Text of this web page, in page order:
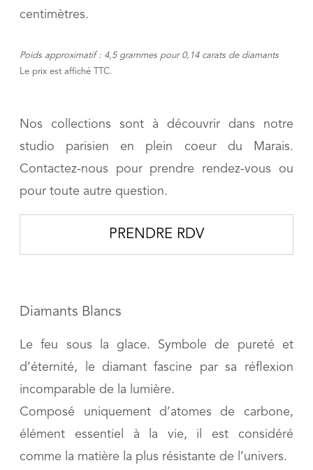
centimètres.
Poids approximatif : 4,5 grammes pour 0,14 carats de diamants
Le prix est affiché TTC.
Nos collections sont à découvrir dans notre
studio parisien en plein coeur du Marais.
Contactez-nous pour prendre rendez-vous ou
pour toute autre question.
PRENDRE RDV
Diamants Blancs
Le feu sous la glace. Symbole de pureté et
d’éternité, le diamant fascine par sa réflexion
incomparable de la lumière.
Composé uniquement d’atomes de carbone,
élément essentiel à la vie, il est considéré
comme la matière la plus résistante de l’univers.